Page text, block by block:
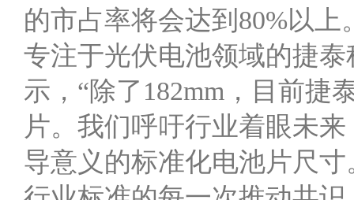
的市占率将会达到80%以上
专注于光伏电池领域的捷
示，“除了182mm，目前捷
片。我们呼吁行业着眼未
导意义的标准化电池片尺寸